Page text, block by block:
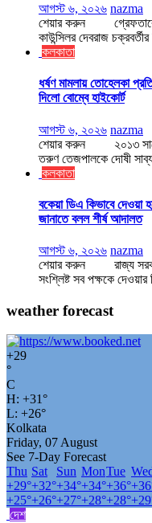
আগস্ট ৬, ২০২৬ nazma
শেয়ার করুন গ্রেফতারের
কাউন্সিলর দেবরাজ
কলকাতা
ধর্ষণ মামলায় তোহেলকা
দিলো বোম্বে হাইকোর্ট
আগস্ট ৬, ২০২৬ nazma
শেয়ার করুন ২০১৩ সালে
তরুণ তেজপালকে দোষী
কলকাতা
বকেয়া ডিএ কিভাবে দেওয়া
জানাতে বলল শীর্ষ আদালত
আগস্ট ৬, ২০২৬ nazma
শেয়ার করুন রাজ্য সরকারি
সংশ্লিষ্ট সব পক্ষকে দেওয়ার
weather forecast
+29
°
C
H: +31°
L: +26°
Kolkata
Friday, 07 August
See 7-Day Forecast
Thu Sat Sun MonTue
+29°+32°+34°+34°+36°+
+25°+26°+27°+28°+28°+
দেশ